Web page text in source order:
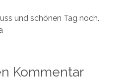
und schönen Tag noch.
Kommentar